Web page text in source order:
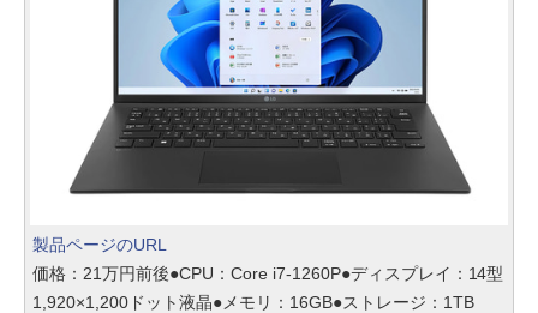
製品ページのURL
価格：21万円前後●CPU：Core i7-1260P●ディスプレイ：14型
1,920×1,200ドット液晶●メモリ：16GB●ストレージ：1TB